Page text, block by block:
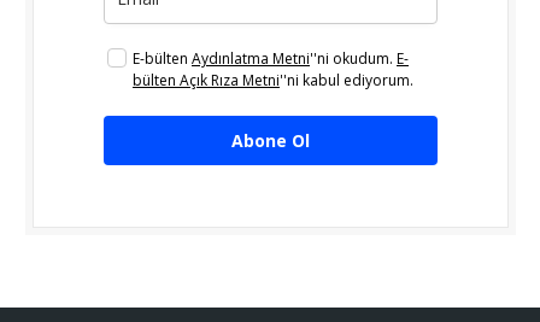
E-bülten Aydınlatma Metni''ni okudum. E-
bülten Açık Rıza Metni''ni kabul ediyorum.
Abone Ol